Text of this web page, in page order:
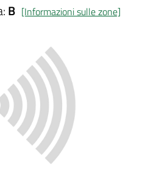
B [Informazioni sulle zone]